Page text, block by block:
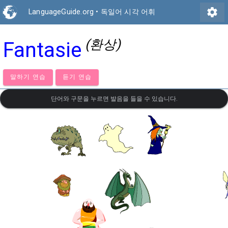
LanguageGuide.org • 독일어 시각 어휘 settings
Fantasie (환상)
말하기 연습 듣기 연습
단어와 구문을 누르면 발음을 들을 수 있습니다.